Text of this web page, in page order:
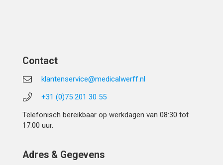
Contact
klantenservice@medicalwerff.nl
+31 (0)75 201 30 55
Telefonisch bereikbaar op werkdagen van 08:30 tot
17:00 uur.
Adres & Gegevens